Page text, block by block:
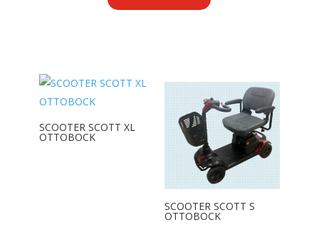
SCOOTER SCOTT XL
OTTOBOCK
SCOOTER SCOTT S
OTTOBOCK